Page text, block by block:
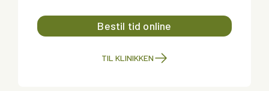
Bestil tid online
TIL KLINIKKEN